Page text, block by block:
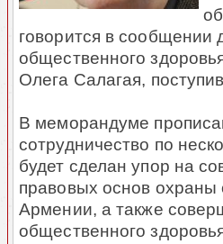
говорится в сообщении
общественного
Олега Салагая,
В меморандуме
сотрудничество по
будет сделан упор на
правовых основ охраны
Армении, а также
общественного